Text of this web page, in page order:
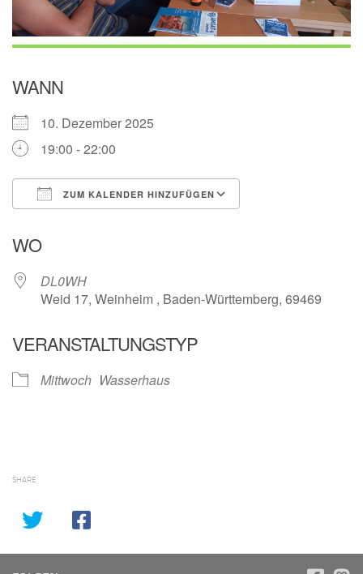
WANN
10. Dezember 2025
19:00 - 22:00
ZUM KALENDER HINZUFÜGEN
WO
DL0WH
Weid 17, Weinheim , Baden-Württemberg, 69469
VERANSTALTUNGSTYP
Mittwoch Wasserhaus
SHARE